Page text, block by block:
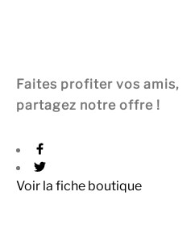
Faites profiter vos amis,
partagez notre offre !
Voir la fiche boutique